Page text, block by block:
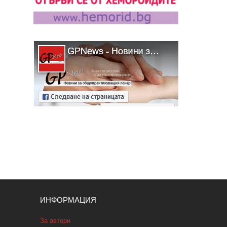
ИНФОРМАЦИЯ
За автори